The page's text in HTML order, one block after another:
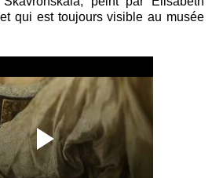
qui est toujours visible au musée